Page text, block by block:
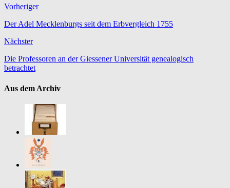
Vorheriger
Der Adel Mecklenburgs seit dem Erbvergleich 1755
Nächster
Die Professoren an der Giessener Universität genealogisch
betrachtet
Aus dem Archiv